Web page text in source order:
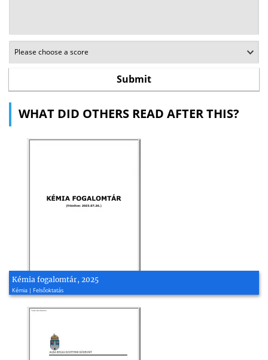
WHAT DID OTHERS READ AFTER THIS?
Kémia fogalomtár, 2025
Kémia | Felsőoktatás